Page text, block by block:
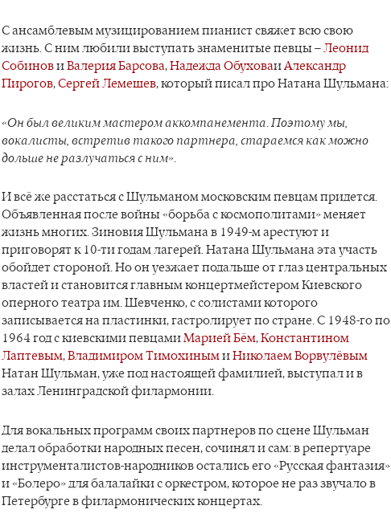
С ансамблевым музицированием пианист свяжет всю свою
жизнь. С ним любили выступать знаменитые певцы –Леонид
СобиновиВалерия Барсова,Надежда ОбуховаиАлександр
Пирогов,Сергей Лемешев, который писал про Натана Шульмана:
«Он был великим мастером аккомпанемента. Поэтому мы,
вокалисты, встретив такого партнера, стараемся как можно
дольше не разлучаться с ним».
И всё же расстаться с Шульманом московским певцам придется.
Объявленная после войны «борьба с космополитами» меняет
жизнь многих. Зиновия Шульмана в 1949-м арестуют и
приговорят к 10-ти годам лагерей. Натана Шульмана эта участь
обойдет стороной. Но он уезжает подальше от глаз центральных
властей и становится главным концертмейстером Киевского
оперного театра им. Шевченко, с солистами которого
записывается на пластинки, гастролирует по стране. С 1948-го по
1964 год с киевскими певцамиМарией Бём,Константином
Лаптевым,Владимиром ТимохинымиНиколаем Ворвулёвым
Натан Шульман, уже под настоящей фамилией, выступал и в
залах Ленинградской филармонии.
Для вокальных программ своих партнеров по сцене Шульман
делал обработки народных песен, сочинял и сам: в репертуаре
инструменталистов-народников остались его «Русская фантазия»
и «Болеро» для балалайки с оркестром, которое не раз звучало в
Петербурге в филармонических концертах.